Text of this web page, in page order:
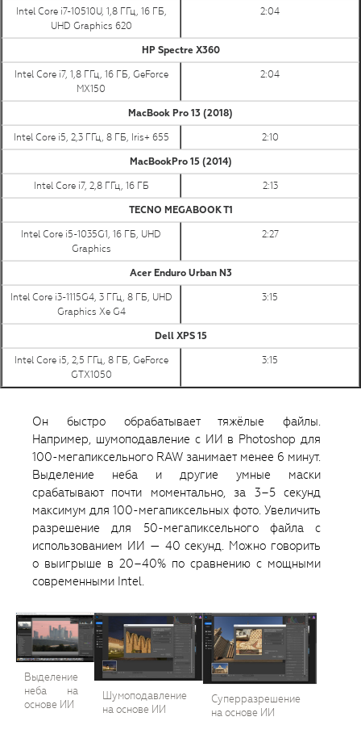
Intel Core i7-10510U, 1,8 ГГц, 16 ГБ,
UHD Graphics 620
2:04
HP Spectre X360
Intel Core i7, 1,8 ГГц, 16 ГБ, GeForce
MX150
2:04
MacBook Pro 13 (2018)
Intel Core i5, 2,3 ГГц, 8 ГБ, Iris+ 655
2:10
MacBookPro 15 (2014)
Intel Core i7, 2,8 ГГц, 16 ГБ
2:13
TECNO MEGABOOK T1
Intel Core i5-1035G1, 16 ГБ, UHD
Graphics
2:27
Acer Enduro Urban N3
Intel Core i3-1115G4, 3 ГГц, 8 ГБ, UHD
Graphics Xe G4
3:15
Dell XPS 15
Intel Core i5, 2,5 ГГц, 8 ГБ, GeForce
GTX1050
3:15
Он быстро обрабатывает тяжёлые файлы.
Например, шумоподавление с ИИ в Photoshop для
100-мегапиксельного RAW занимает менее 6 минут.
Выделение неба и другие умные маски
срабатывают почти моментально, за 3–5 секунд
максимум для 100-мегапиксельных фото. Увеличить
разрешение для 50-мегапиксельного файла с
использованием ИИ — 40 секунд. Можно говорить
о выигрыше в 20–40% по сравнению с мощными
современными Intel.
Выделение
неба на
основе ИИ
Шумоподавление
на основе ИИ
Суперразрешение
на основе ИИ